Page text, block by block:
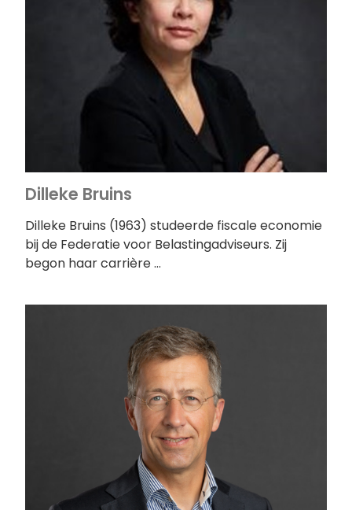
Dilleke Bruins
Dilleke Bruins (1963) studeerde fiscale economie
bij de Federatie voor Belastingadviseurs. Zij
begon haar carrière …